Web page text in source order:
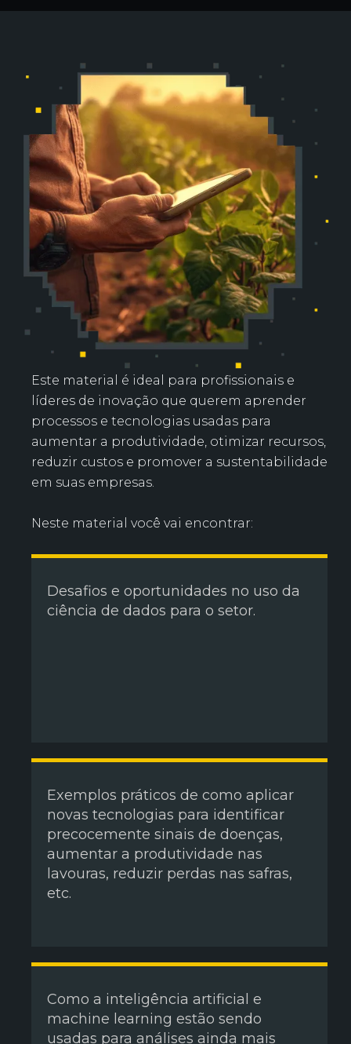
Este material é ideal para profissionais e
líderes de inovação que querem aprender
processos e tecnologias usadas para
aumentar a produtividade, otimizar recursos,
reduzir custos e promover a sustentabilidade
em suas empresas.
Neste material você vai encontrar:
Desafios e oportunidades no uso da
ciência de dados para o setor.
Exemplos práticos de como aplicar
novas tecnologias para identificar
precocemente sinais de doenças,
aumentar a produtividade nas
lavouras, reduzir perdas nas safras,
etc.
Como a inteligência artificial e
machine learning estão sendo
usadas para análises ainda mais